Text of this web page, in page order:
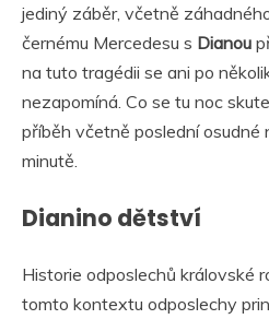
jediný záběr, včetně
černému Mercedesu s Dianou
na tuto tragédii se ani po
nezapomíná. Co se tu noc
příběh včetně poslední osudné
minutě.
Dianino dětství
Historie odposlechů královské
tomto kontextu odposlechy